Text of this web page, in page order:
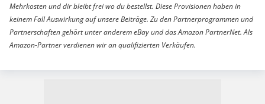
Mehrkosten und dir bleibt frei wo du bestellst. Diese Provisionen haben in
keinem Fall Auswirkung auf unsere Beiträge. Zu den Partnerprogrammen und
Partnerschaften gehört unter anderem eBay und das Amazon PartnerNet. Als
Amazon-Partner verdienen wir an qualifizierten Verkäufen.